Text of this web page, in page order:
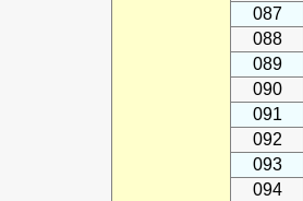
087
088
089
090
091
092
093
094